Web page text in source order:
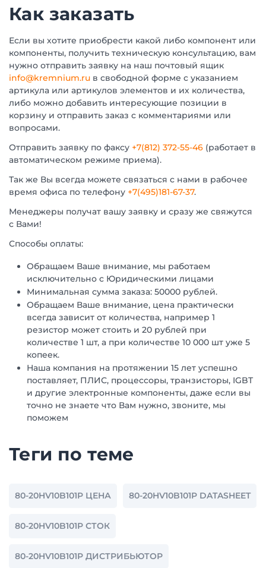
Как заказать
Если вы хотите приобрести какой либо компонент или
компоненты, получить техническую консультацию, вам
нужно отправить заявку на наш почтовый ящик
info@kremnium.ru в свободной форме с указанием
артикула или артикулов элементов и их количества,
либо можно добавить интересующие позиции в
корзину и отправить заказ с комментариями или
вопросами.
Отправить заявку по факсу +7(812) 372-55-46 (работает в
автоматическом режиме приема).
Так же Вы всегда можете связаться с нами в рабочее
время офиса по телефону +7(495)181-67-37.
Менеджеры получат вашу заявку и сразу же свяжутся
с Вами!
Способы оплаты:
Обращаем Ваше внимание, мы работаем
исключительно с Юридическими лицами
Минимальная сумма заказа: 50000 рублей.
Обращаем Ваше внимание, цена практически
всегда зависит от количества, например 1
резистор может стоить и 20 рублей при
количестве 1 шт, а при количестве 10 000 шт уже 5
копеек.
Наша компания на протяжении 15 лет успешно
поставляет, ПЛИС, процессоры, транзисторы, IGBT
и другие электронные компоненты, даже если вы
точно не знаете что Вам нужно, звоните, мы
поможем
Теги по теме
80-20HV10B101P ЦЕНА 80-20HV10B101P DATASHEET
80-20HV10B101P СТОК
80-20HV10B101P ДИСТРИБЬЮТОР